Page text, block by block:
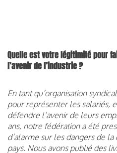
Quelle est votre légitimité pour
l’avenir de l’industrie ?
En tant qu’organisation
pour représenter les salariés,
défendre l’avenir de leurs
ans, notre fédération a été
d’alarme sur les dangers de
pays. Nous avons publié des